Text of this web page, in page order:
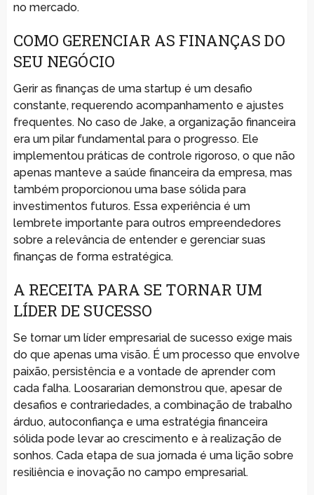
no mercado.
COMO GERENCIAR AS FINANÇAS DO
SEU NEGÓCIO
Gerir as finanças de uma startup é um desafio
constante, requerendo acompanhamento e ajustes
frequentes. No caso de Jake, a organização financeira
era um pilar fundamental para o progresso. Ele
implementou práticas de controle rigoroso, o que não
apenas manteve a saúde financeira da empresa, mas
também proporcionou uma base sólida para
investimentos futuros. Essa experiência é um
lembrete importante para outros empreendedores
sobre a relevância de entender e gerenciar suas
finanças de forma estratégica.
A RECEITA PARA SE TORNAR UM
LÍDER DE SUCESSO
Se tornar um líder empresarial de sucesso exige mais
do que apenas uma visão. É um processo que envolve
paixão, persistência e a vontade de aprender com
cada falha. Loosararian demonstrou que, apesar de
desafios e contrariedades, a combinação de trabalho
árduo, autoconfiança e uma estratégia financeira
sólida pode levar ao crescimento e à realização de
sonhos. Cada etapa de sua jornada é uma lição sobre
resiliência e inovação no campo empresarial.